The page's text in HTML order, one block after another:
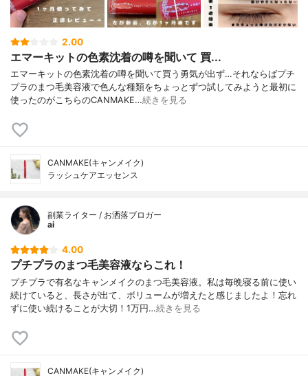
2.00
エマーキットの色素沈着の噂を聞いて 買...
エマーキットの色素沈着の噂を聞いて買う勇気が出ず…それならばプチ
プラのまつ毛美容液で色んな種類をちょっとずつ試してみようと最初に
使ったのがこちらのCANMAKE…続きを見る
CANMAKE(キャンメイク)
ラッシュケアエッセンス
副業ライター / お洒落ブロガー
ai
4.00
プチプラのまつ毛美容液ならこれ！
プチプラで有名なキャンメイクのまつ毛美容液。私は毎晩寝る前に使い
続けていると、長さが出て、ボリュームが増えたと感じましたよ！忘れ
ずに使い続けることが大切！1万円…続きを見る
CANMAKE(キャンメイク)